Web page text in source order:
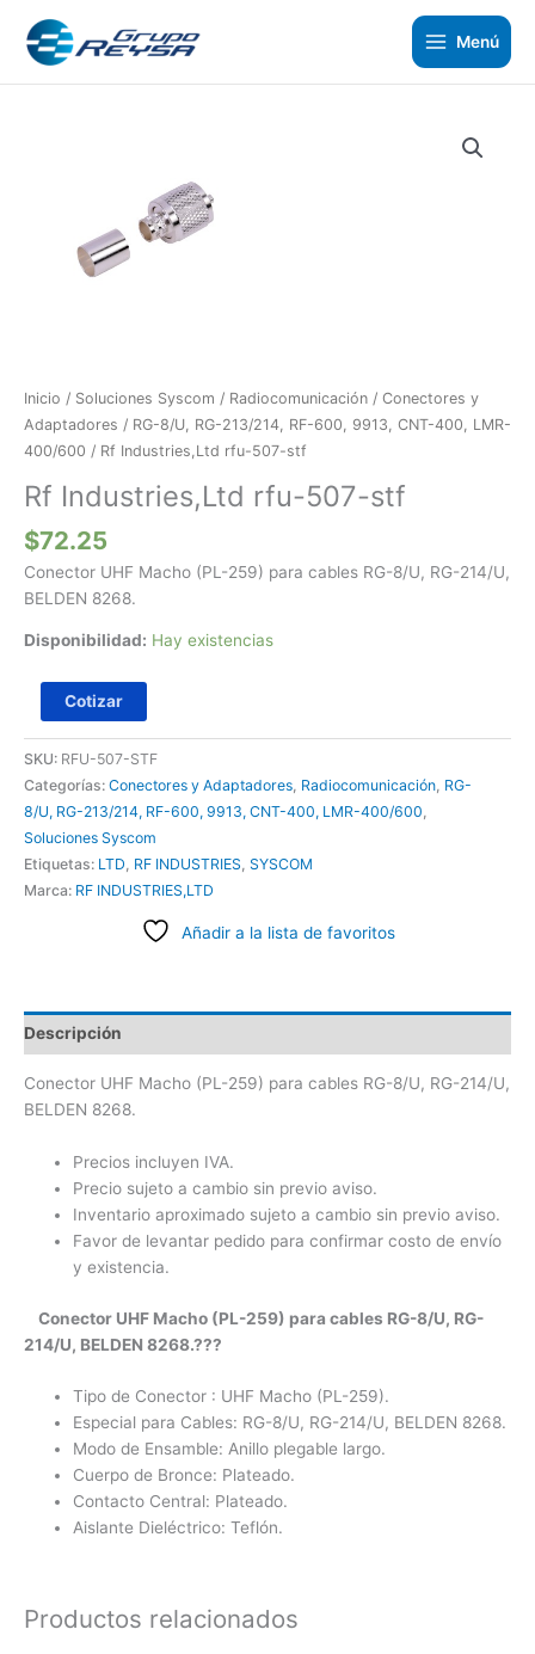
contenido
Menú
Inicio / Soluciones Syscom / Radiocomunicación / Conectores y
Adaptadores / RG-8/U, RG-213/214, RF-600, 9913, CNT-400, LMR-
400/600 / Rf Industries,Ltd rfu-507-stf
Rf Industries,Ltd rfu-507-stf
$72.25
Conector UHF Macho (PL-259) para cables RG-8/U, RG-214/U,
BELDEN 8268.
Disponibilidad: Hay existencias
cantidad
Cotizar
SKU: RFU-507-STF
Categorías: Conectores y Adaptadores, Radiocomunicación, RG-
8/U, RG-213/214, RF-600, 9913, CNT-400, LMR-400/600,
Soluciones Syscom
Etiquetas: LTD, RF INDUSTRIES, SYSCOM
Marca: RF INDUSTRIES,LTD
Añadir a la lista de favoritos
Descripción
Conector UHF Macho (PL-259) para cables RG-8/U, RG-214/U,
BELDEN 8268.
Precios incluyen IVA.
Precio sujeto a cambio sin previo aviso.
Inventario aproximado sujeto a cambio sin previo aviso.
Favor de levantar pedido para confirmar costo de envío
y existencia.
Conector UHF Macho (PL-259) para cables RG-8/U, RG-
214/U, BELDEN 8268.???
Tipo de Conector : UHF Macho (PL-259).
Especial para Cables: RG-8/U, RG-214/U, BELDEN 8268.
Modo de Ensamble: Anillo plegable largo.
Cuerpo de Bronce: Plateado.
Contacto Central: Plateado.
Aislante Dieléctrico: Teflón.
Productos relacionados